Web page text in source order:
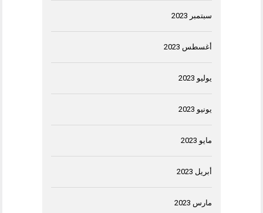
سبتمبر 2023
أغسطس 2023
يوليو 2023
يونيو 2023
مايو 2023
أبريل 2023
مارس 2023